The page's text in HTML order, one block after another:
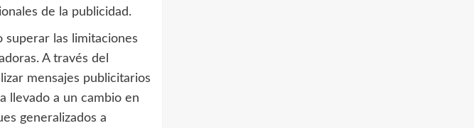
de la publicidad.
superar las limitaciones
A través del
mensajes publicitarios
llevado a un cambio en
generalizados a